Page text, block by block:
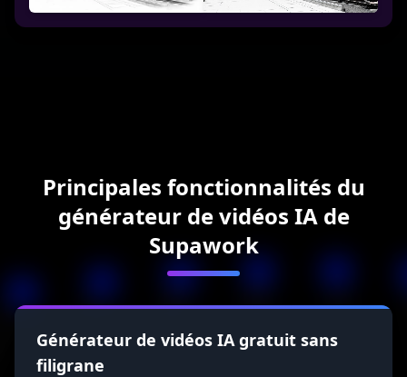
Principales fonctionnalités du
générateur de vidéos IA de
Supawork
Générateur de vidéos IA gratuit sans
filigrane